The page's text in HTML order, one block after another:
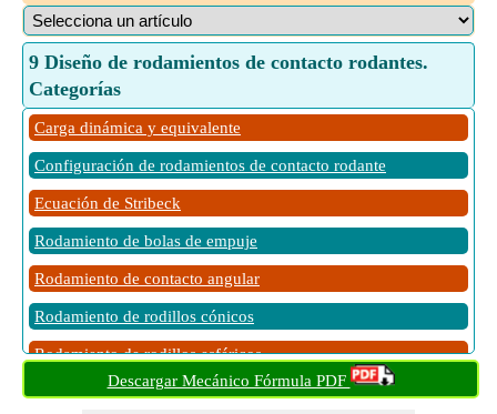
9 Diseño de rodamientos de contacto rodantes.
Categorías
Carga dinámica y equivalente
Configuración de rodamientos de contacto rodante
Ecuación de Stribeck
Rodamiento de bolas de empuje
Rodamiento de contacto angular
Rodamiento de rodillos cónicos
Rodamiento de rodillos esféricos
Rodamientos de bolas autoalineables
Descargar Mecánico Fórmula PDF